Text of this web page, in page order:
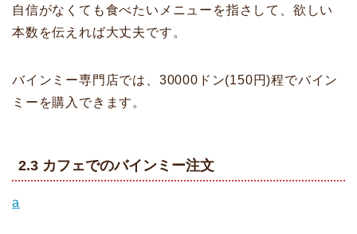
自信がなくても食べたいメニューを指さして、欲しい
本数を伝えれば大丈夫です。
バインミー専門店では、30000ドン(150円)程でバイン
ミーを購入できます。
2.3 カフェでのバインミー注文
a